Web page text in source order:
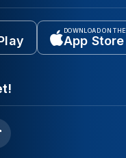
DOWNLOAD ON THE
App Store